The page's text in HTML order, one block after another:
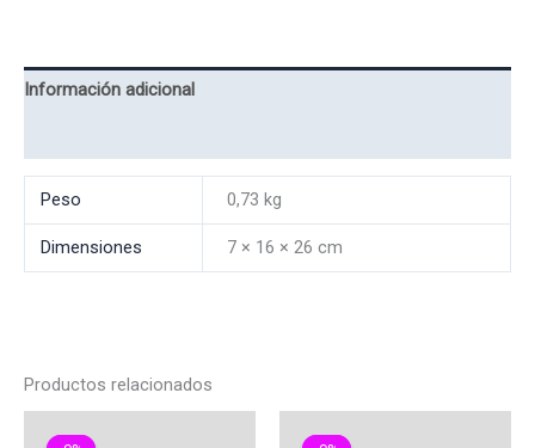
Información adicional
Peso 0,73 kg
Dimensiones 7 × 16 × 26 cm
Productos relacionados